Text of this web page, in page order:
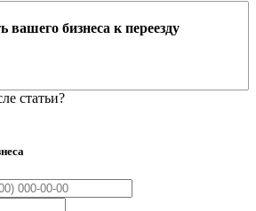
вашего бизнеса к переезду
статьи?